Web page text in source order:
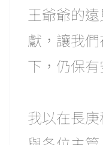
王爺爺的
獻，讓我
下，仍保
我以在長